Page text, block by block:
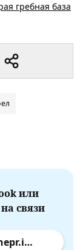
гребная база
или
связи
facebook.com/novosti.dnepr.info